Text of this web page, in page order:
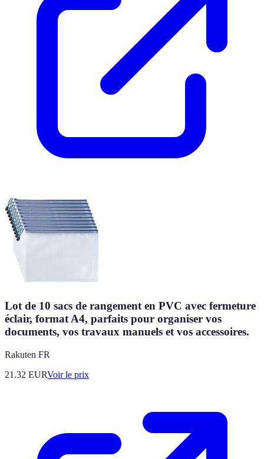
Lot de 10 sacs de rangement en PVC avec fermeture
éclair, format A4, parfaits pour organiser vos
documents, vos travaux manuels et vos accessoires.
Rakuten FR
21.32 EURVoir le prix